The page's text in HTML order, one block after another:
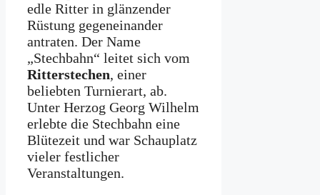
edle Ritter in glänzender
Rüstung gegeneinander
antraten. Der Name
„Stechbahn“ leitet sich vom
Ritterstechen, einer
beliebten Turnierart, ab.
Unter Herzog Georg Wilhelm
erlebte die Stechbahn eine
Blütezeit und war Schauplatz
vieler festlicher
Veranstaltungen.